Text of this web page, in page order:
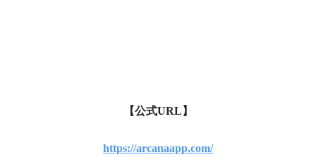
【公式URL】
https://arcanaapp.com/